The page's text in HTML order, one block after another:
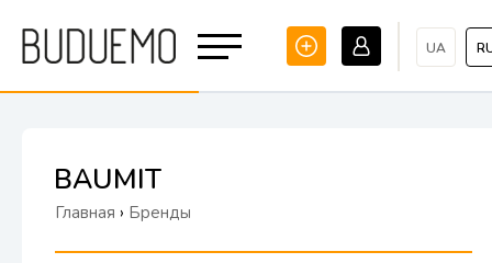
UA
BAUMIT
Главная › Бренды